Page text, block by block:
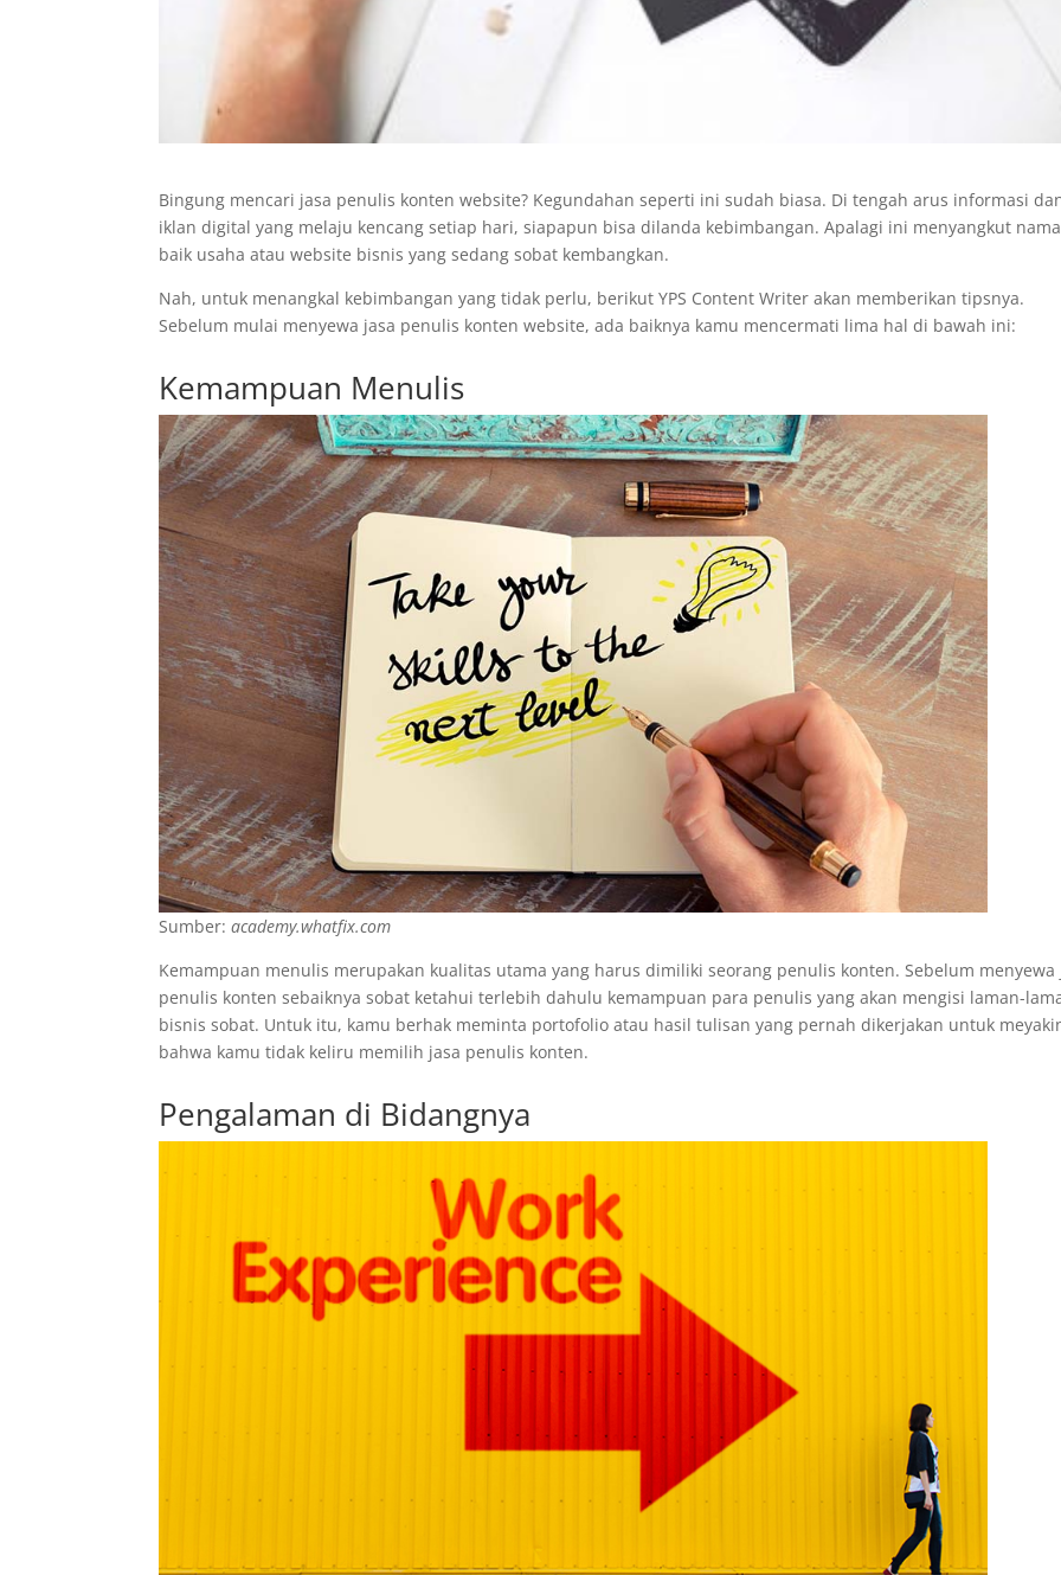
Bingung mencari jasa penulis konten website? Kegundahan seperti ini sudah biasa. Di tengah arus informasi
iklan digital yang melaju kencang setiap hari, siapapun bisa dilanda kebimbangan. Apalagi ini menyangkut nama
baik usaha atau website bisnis yang sedang sobat kembangkan.
Nah, untuk menangkal kebimbangan yang tidak perlu, berikut YPS Content Writer akan memberikan tipsnya.
Sebelum mulai menyewa jasa penulis konten website, ada baiknya kamu mencermati lima hal di bawah ini:
Kemampuan Menulis
Sumber:academy.whatfix.com
Kemampuan menulis merupakan kualitas utama yang harus dimiliki seorang penulis konten. Sebelum menyewa
penulis konten sebaiknya sobat ketahui terlebih dahulu kemampuan para penulis yang akan mengisi laman-
bisnis sobat. Untuk itu, kamu berhak meminta portofolio atau hasil tulisan yang pernah dikerjakan untuk
bahwa kamu tidak keliru memilih jasa penulis konten.
Pengalaman di Bidangnya